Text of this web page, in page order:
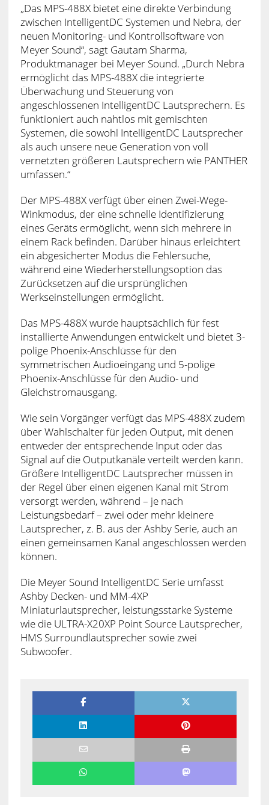
„Das MPS-488X bietet eine direkte Verbindung
zwischen IntelligentDC Systemen und Nebra, der
neuen Monitoring- und Kontrollsoftware von
Meyer Sound“, sagt Gautam Sharma,
Produktmanager bei Meyer Sound. „Durch Nebra
ermöglicht das MPS-488X die integrierte
Überwachung und Steuerung von
angeschlossenen IntelligentDC Lautsprechern. Es
funktioniert auch nahtlos mit gemischten
Systemen, die sowohl IntelligentDC Lautsprecher
als auch unsere neue Generation von voll
vernetzten größeren Lautsprechern wie PANTHER
umfassen.“
Der MPS-488X verfügt über einen Zwei-Wege-
Winkmodus, der eine schnelle Identifizierung
eines Geräts ermöglicht, wenn sich mehrere in
einem Rack befinden. Darüber hinaus erleichtert
ein abgesicherter Modus die Fehlersuche,
während eine Wiederherstellungsoption das
Zurücksetzen auf die ursprünglichen
Werkseinstellungen ermöglicht.
Das MPS-488X wurde hauptsächlich für fest
installierte Anwendungen entwickelt und bietet 3-
polige Phoenix-Anschlüsse für den
symmetrischen Audioeingang und 5-polige
Phoenix-Anschlüsse für den Audio- und
Gleichstromausgang.
Wie sein Vorgänger verfügt das MPS-488X zudem
über Wahlschalter für jeden Output, mit denen
entweder der entsprechende Input oder das
Signal auf die Outputkanäle verteilt werden kann.
Größere IntelligentDC Lautsprecher müssen in
der Regel über einen eigenen Kanal mit Strom
versorgt werden, während – je nach
Leistungsbedarf – zwei oder mehr kleinere
Lautsprecher, z. B. aus der Ashby Serie, auch an
einen gemeinsamen Kanal angeschlossen werden
können.
Die Meyer Sound IntelligentDC Serie umfasst
Ashby Decken- und MM-4XP
Miniaturlautsprecher, leistungsstarke Systeme
wie die ULTRA-X20XP Point Source Lautsprecher,
HMS Surroundlautsprecher sowie zwei
Subwoofer.